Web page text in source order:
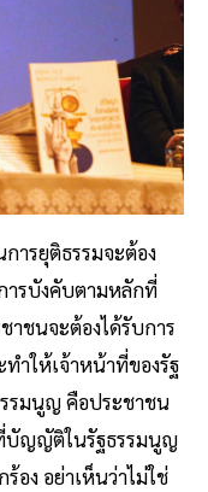
ารยุติธรรมจะต้อง
ารบังคับตามหลักที่
าชนจะต้องได้รับการ
ำให้เจ้าหน้าที่ของรัฐ
รมนูญ คือประชาชน
ที่บัญญัติในรัฐธรรมนูญ
อง อย่าเห็นว่าไม่ใช่